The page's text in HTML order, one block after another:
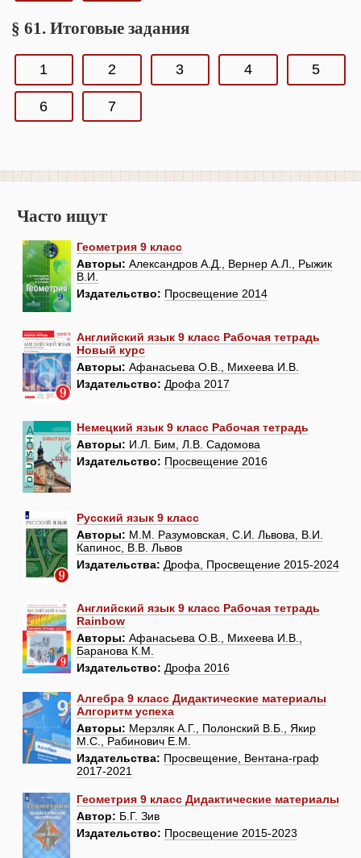
§ 61. Итоговые задания
1 2 3 4 5
6 7
Часто ищут
Геометрия 9 класс
Авторы: Александров А.Д., Вернер А.Л., Рыжик
В.И.
Издательство: Просвещение 2014
Английский язык 9 класс Рабочая тетрадь
Новый курс
Авторы: Афанасьева О.В., Михеева И.В.
Издательство: Дрофа 2017
Немецкий язык 9 класс Рабочая тетрадь
Авторы: И.Л. Бим, Л.В. Садомова
Издательство: Просвещение 2016
Русский язык 9 класс
Авторы: М.М. Разумовская, С.И. Львова, В.И.
Капинос, В.В. Львов
Издательства: Дрофа, Просвещение 2015-2024
Английский язык 9 класс Рабочая тетрадь
Rainbow
Авторы: Афанасьева О.В., Михеева И.В.,
Баранова К.М.
Издательство: Дрофа 2016
Алгебра 9 класс Дидактические материалы
Алгоритм успеха
Авторы: Мерзляк А.Г., Полонский В.Б., Якир
М.С., Рабинович Е.М.
Издательства: Просвещение, Вентана-граф
2017-2021
Геометрия 9 класс Дидактические материалы
Автор: Б.Г. Зив
Издательство: Просвещение 2015-2023